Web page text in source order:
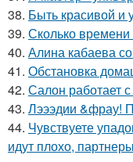
38. Быть красивой и
39. Сколько
40. Алина кабаева
41. Обстановка
42. Салон работает
43. Лэээдии &фрау!
44. Чувствуете
идут плохо,